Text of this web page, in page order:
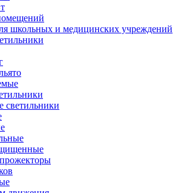
школьных и медицинских учреждений